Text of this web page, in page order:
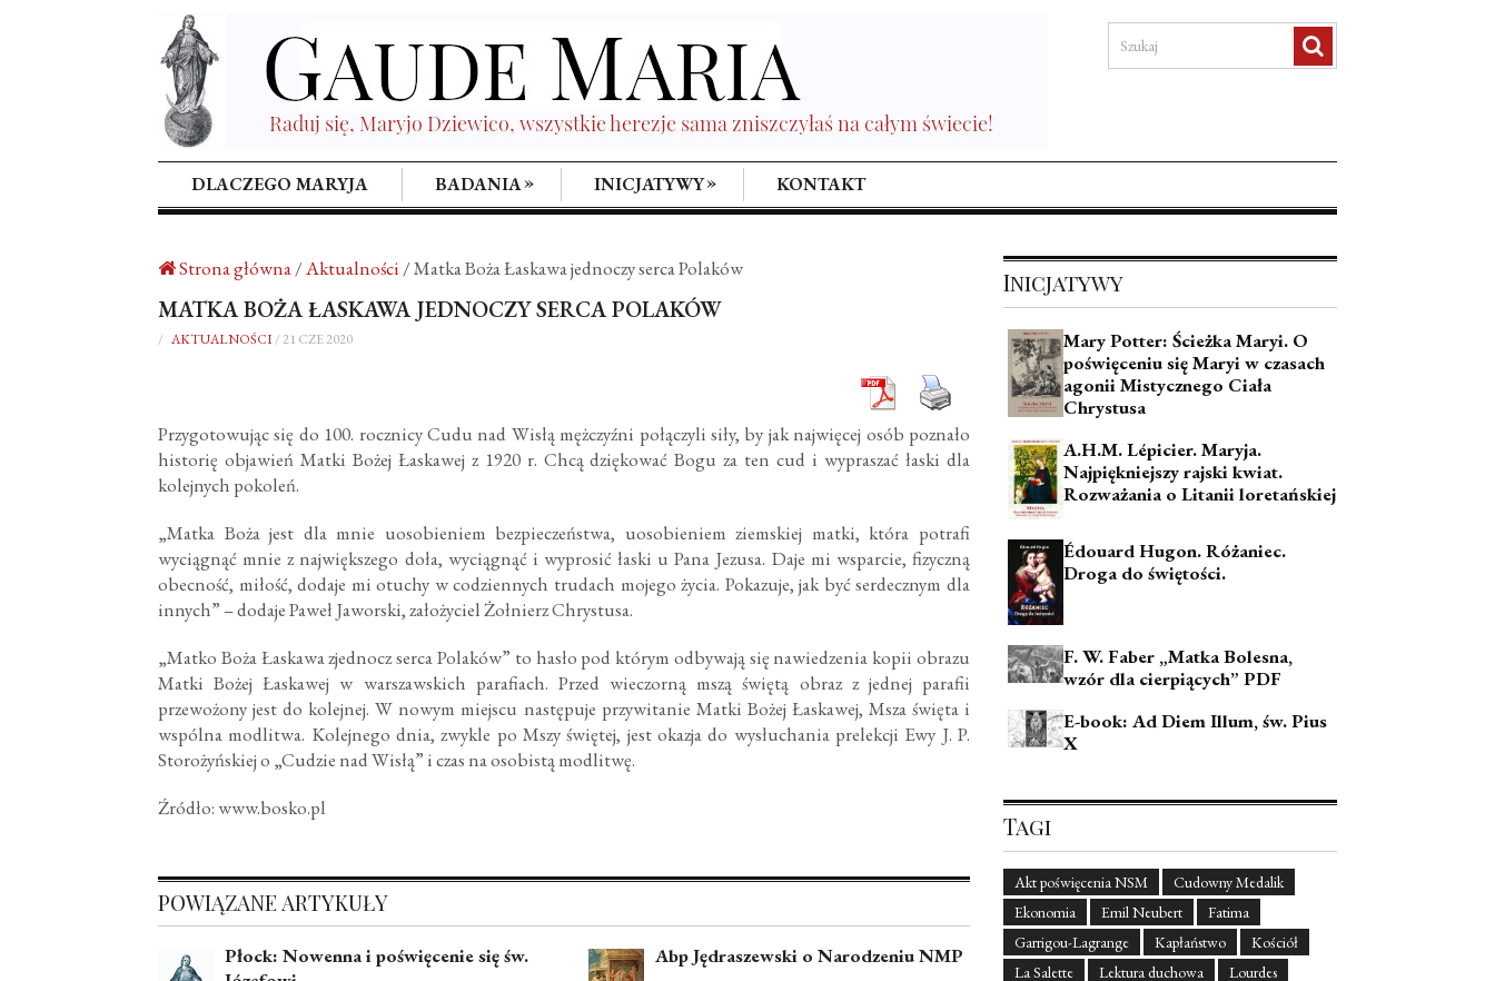
DLACZEGO MARYJA BADANIA» INICJATYWY» KONTAKT
Strona główna/Aktualności /Matka Boża Łaskawa jednoczy serca Polaków
MATKA BOŻA ŁASKAWA JEDNOCZY SERCA POLAKÓW
/ AKTUALNOŚCI / 21 CZE 2020
Przygotowując się do 100. rocznicy Cudu nad Wisłą mężczyźni połączyli siły, by jak najwięcej osób poznało
historię objawień Matki Bożej Łaskawej z 1920 r. Chcą dziękować Bogu za ten cud i wypraszać łaski dla
kolejnych pokoleń.
„Matka Boża jest dla mnie uosobieniem bezpieczeństwa, uosobieniem ziemskiej matki, która potrafi
wyciągnąć mnie z największego doła, wyciągnąć i wyprosić łaski u Pana Jezusa. Daje mi wsparcie, fizyczną
obecność, miłość, dodaje mi otuchy w codziennych trudach mojego życia. Pokazuje, jak być serdecznym dla
innych” – dodaje Paweł Jaworski, założyciel Żołnierz Chrystusa.
„Matko Boża Łaskawa zjednocz serca Polaków” to hasło pod którym odbywają się nawiedzenia kopii obrazu
Matki Bożej Łaskawej w warszawskich parafiach. Przed wieczorną mszą świętą obraz z jednej parafii
przewożony jest do kolejnej. W nowym miejscu następuje przywitanie Matki Bożej Łaskawej, Msza święta i
wspólna modlitwa. Kolejnego dnia, zwykle po Mszy świętej, jest okazja do wysłuchania prelekcji Ewy J. P.
Storożyńskiej o „Cudzie nad Wisłą” i czas na osobistą modlitwę.
Źródło: www.bosko.pl
POWIĄZANE ARTYKUŁY
Płock: Nowenna i poświęcenie się św.
Abp Jędraszewski o Narodzeniu NMP
Inicjatywy
Mary Potter: Ścieżka Maryi. O
poświęceniu się Maryi w czasach
agonii Mistycznego Ciała
Chrystusa
A.H.M. Lépicier. Maryja.
Najpiękniejszy rajski kwiat.
Rozważania o Litanii loretańskiej
Édouard Hugon. Różaniec.
Droga do świętości.
F. W. Faber „Matka Bolesna,
wzór dla cierpiących” PDF
E-book: Ad Diem Illum, św. Pius
X
Tagi
Akt poświęcenia NSM
Cudowny Medalik
Ekonomia
Emil Neubert
Fatima
Garrigou-Lagrange
Kapłaństwo
Kościół
La Salette
Lektura duchowa
Lourdes